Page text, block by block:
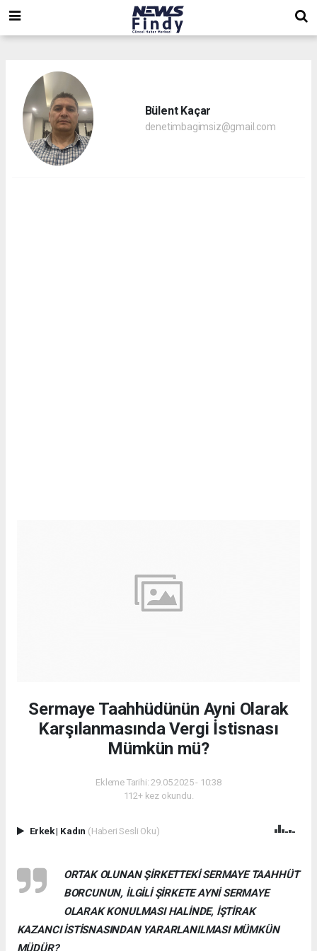
Bülent Kaçar
denetimbagimsiz@gmail.com
Sermaye Taahhüdünün Ayni Olarak
Karşılanmasında Vergi İstisnası
Mümkün mü?
Ekleme Tarihi: 29.05.2025 - 10:38
112+ kez okundu.
Erkek| Kadın (Haberi Sesli Oku)
ORTAK OLUNAN ŞİRKETTEKİ SERMAYE TAAHHÜT
BORCUNUN, İLGİLİ ŞİRKETE AYNİ SERMAYE
OLARAK KONULMASI HALİNDE, İŞTİRAK
KAZANCI İSTİSNASINDAN YARARLANILMASI MÜMKÜN
MÜDÜR?